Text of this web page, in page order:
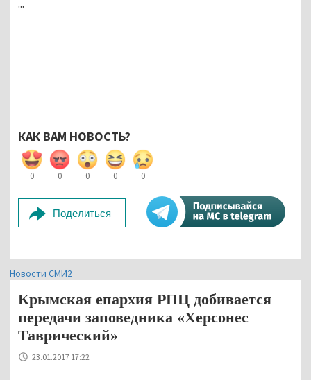
...
КАК ВАМ НОВОСТЬ?
0 0 0 0 0
Поделиться
Новости СМИ2
Крымская епархия РПЦ добивается
передачи заповедника «Херсонес
Таврический»
23.01.2017 17:22